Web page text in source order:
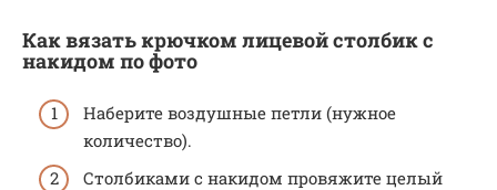
Как вязать крючком лицевой столбик с
накидом по фото
Наберите воздушные петли (нужное
количество).
Столбиками с накидом провяжите целый